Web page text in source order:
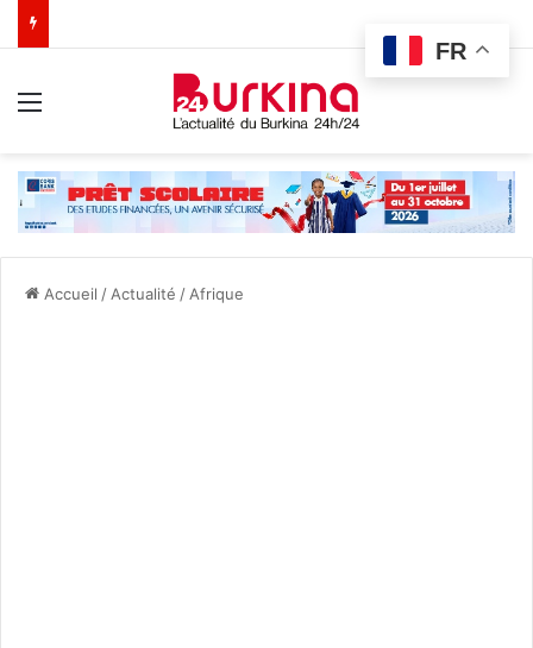
Accueil / Actualité / Afrique
FR